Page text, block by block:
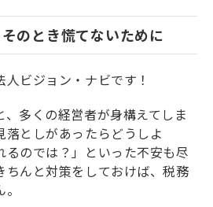
のとき慌てないために
ビジョン・ナビです！
、多くの経営者が身構えてしま
落としがあったらどうしよ
のでは？」といった不安も尽
ちんと対策をしておけば、税務